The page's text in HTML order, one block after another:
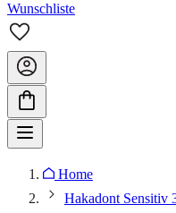
Wunschliste
Home
Hakadont Sensitiv